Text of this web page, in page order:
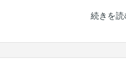
続きを読